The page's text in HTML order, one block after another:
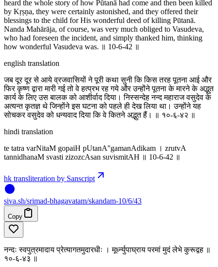
heard the whole story of how Pūtanā had come and then been killed
by Kṛṣṇa, they were certainly astonished, and they offered their
blessings to the child for His wonderful deed of killing Pūtanā.
Nanda Mahārāja, of course, was very much obliged to Vasudeva,
who had foreseen the incident, and simply thanked him, thinking
how wonderful Vasudeva was. ॥ 10-6-42 ॥
english translation
जब दूर दूर से आये व्रजवासियों ने पूरी कथा सुनी कि किस तरह पूतना आई और
फिर कृष्ण द्वारा मारी गई तो वे हत्प्रभ रह गये और उन्होंने पूतना के मारने के अद्भुत
कार्य के लिए उस बालक को आशीर्वाद दिया। निस्सन्देह नन्द महाराज वसुदेव के
अत्यन्त कृतज्ञ थे जिन्होंने इस घटना को पहले ही देख लिया था। उन्होंने यह
सोचकर वसुदेव को धन्यवाद दिया कि वे कितने अद्भुत हैं। ॥ १०-६-४२ ॥
hindi translation
te tatra varNitaM gopaiH pUtanA''gamanAdikam । zrutvA
tannidhanaM svasti zizozcAsan suvismitAH ॥ 10-6-42 ॥
hk transliteration by Sanscript
siva.sh/srimad-bhagavatam/skandam-10/6/43
Copy
नन्दः स्वपुत्रमादाय प्रेत्यागतमुदारधीः । मूर्ध्न्युपाघ्राय परमां मुदं लेभे कुरूद्वह ॥
१०-६-४३ ॥